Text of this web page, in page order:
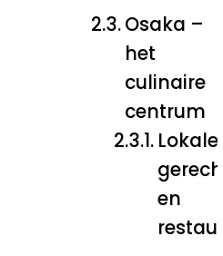
Osaka –
het
culinaire
centrum
Lokale
en